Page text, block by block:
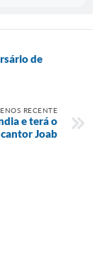
de
RECENTE
e terá o
cantor Joab